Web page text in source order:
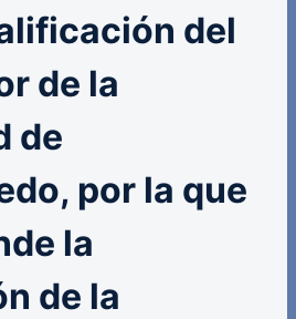
del
de la
de
por la que
la
de la